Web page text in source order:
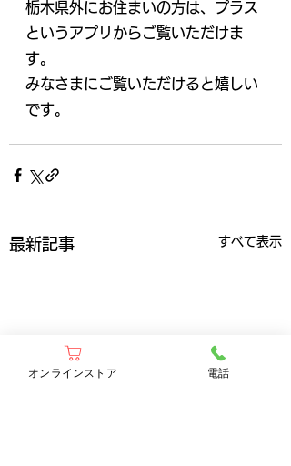
栃木県外にお住まいの方は、プラス
というアプリからご覧いただけま
す。
みなさまにご覧いただけると嬉しい
です。
最新記事 すべて表示
オンラインストア 電話